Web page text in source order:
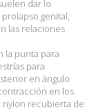
dar lo
genital,
las relaciones
la punta para
para
en ángulo
en los
recubierta de